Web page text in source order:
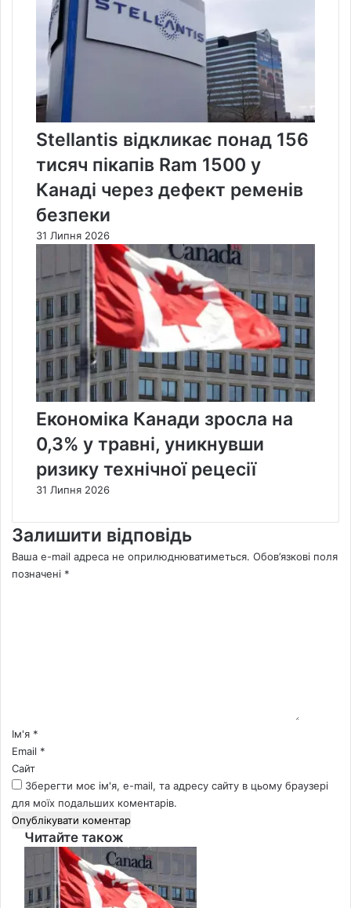
Stellantis відкликає понад 156
тисяч пікапів Ram 1500 у
Канаді через дефект ременів
безпеки
31 Липня 2026
Економіка Канади зросла на
0,3% у травні, уникнувши
ризику технічної рецесії
31 Липня 2026
Залишити відповідь
Ваша e-mail адреса не оприлюднюватиметься. Обов’язкові поля
позначені *
*Ім'я *
Email *
Сайт
Зберегти моє ім'я, e-mail, та адресу сайту в цьому браузері
для моїх подальших коментарів.
Читайте також